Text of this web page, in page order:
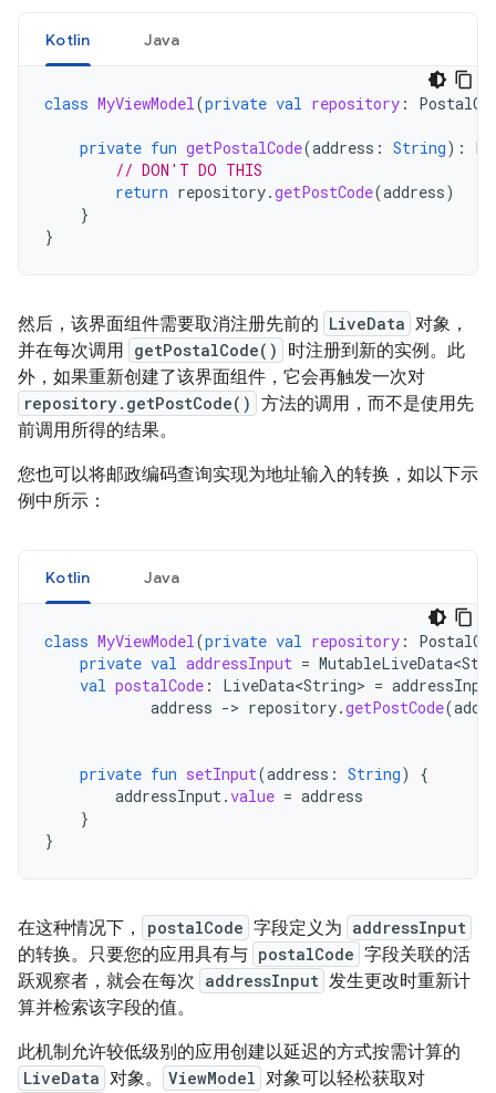
Kotlin Java
class MyViewModel(private val repository :
private fun getPostalCode(address : String):
// DON'T DO THIS
return repository.getPostCode(address)
}
}
然后，该界面组件需要取消注册先前的 LiveData 对象，
并在每次调用 getPostalCode()
时注册到新的实例。此
外，如果重新创建了该界面组件，它会再触发一次对
repository.getPostCode() 方法的调用，而不是使用先
前调用所得的结果。
您也可以将邮政编码查询实现为地址输入的转换，如以下示
例中所示：
Kotlin Java
class MyViewModel(private val repository :
private val addressInput =
val postalCode : LiveData<String> =
address -> repository.getPostCode(
private fun setInput(address : String)
{
addressInput.value = address
}
}
在这种情况下， postalCode 字段定义为 addressInput
的转换。只要您的应用具有与 postalCode 字段关联的活
跃观察者，就会在每次 addressInput 发生更改时重新计
算并检索该字段的值。
此机制允许较低级别的应用创建以延迟的方式按需计算的
LiveData 对象。 ViewModel 对象可以轻松获取对